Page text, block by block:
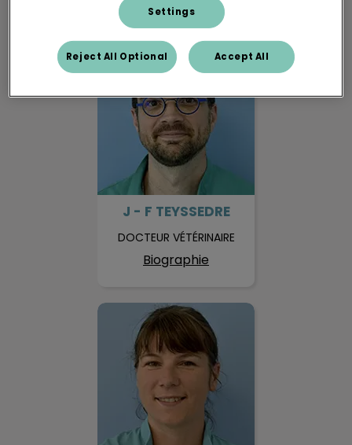
J - F TEYSSEDRE
J - F TEYSSEDRE
DOCTEUR VÉTÉRINAIRE
Biographie
Soizic SERIN
Settings
Reject All Optional Accept All